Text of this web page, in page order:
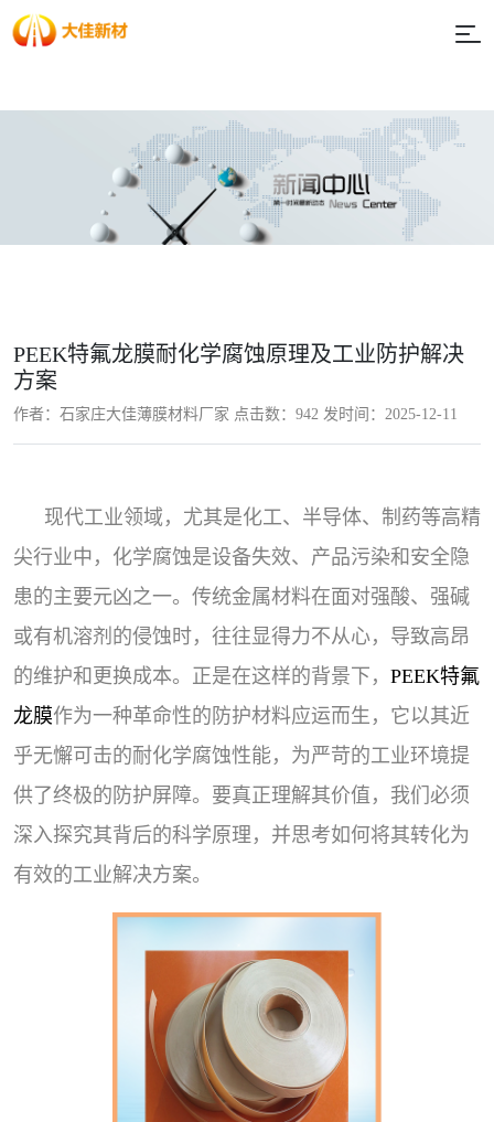
PEEK特氟龙膜耐化学腐蚀原理及工业防护解决
方案
作者：石家庄大佳薄膜材料厂家 点击数： 942 发时间：2025-12-11
现代工业领域，尤其是化工、半导体、制药等高精
尖行业中，化学腐蚀是设备失效、产品污染和安全隐
患的主要元凶之一。传统金属材料在面对强酸、强碱
或有机溶剂的侵蚀时，往往显得力不从心，导致高昂
的维护和更换成本。正是在这样的背景下， PEEK特氟
龙膜作为一种革命性的防护材料应运而生，它以其近
乎无懈可击的耐化学腐蚀性能，为严苛的工业环境提
供了终极的防护屏障。要真正理解其价值，我们必须
深入探究其背后的科学原理，并思考如何将其转化为
有效的工业解决方案。